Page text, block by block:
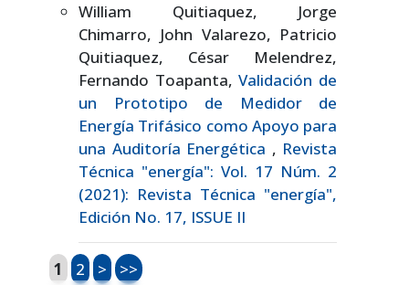
William Quitiaquez, Jorge
Chimarro, John Valarezo, Patricio
Quitiaquez, César Melendrez,
Fernando Toapanta,Validación de
un Prototipo de Medidor de
Energía Trifásico como Apoyo para
una Auditoría Energética , Revista
Técnica "energía": Vol. 17 Núm. 2
(2021): Revista Técnica "energía",
Edición No. 17, ISSUE II
1 2 > >>